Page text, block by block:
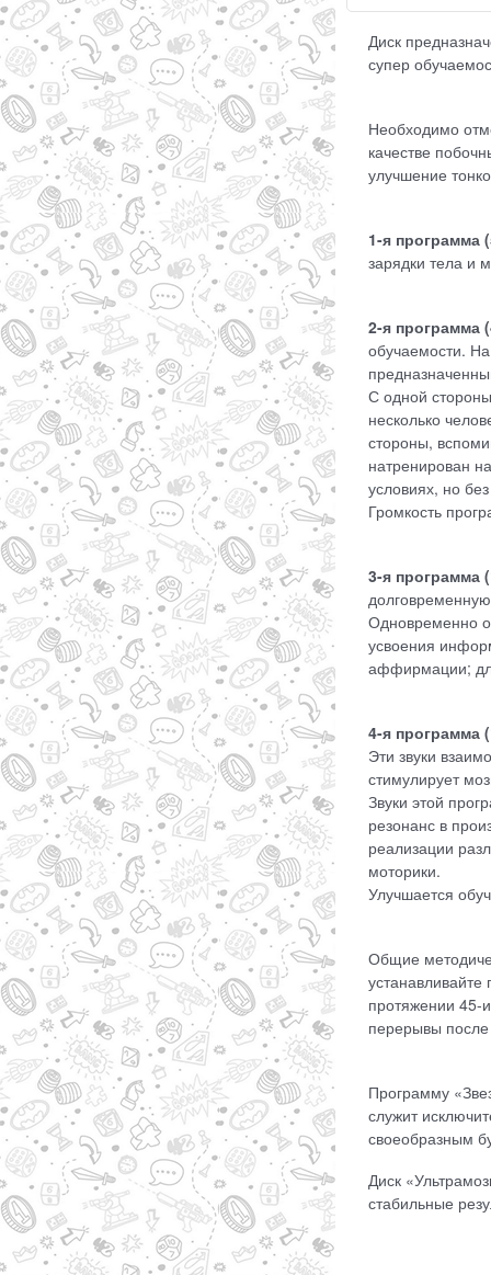
Диск
супер
Необходимо
качестве
улучшение
1-я программа
зарядки тела и
2-я программа
обучаемости.
С одной
несколько
стороны,
натренирован
условиях, но
Громкость
3-я программа
Одновременно
усвоения
аффирмации;
4-я программа
Эти звуки
стимулирует
Звуки этой
резонанс в
реализации
моторики.
Улучшается
Общие
протяжении 45-
перерывы
Программу
служит
своеобразным
Диск
стабильные